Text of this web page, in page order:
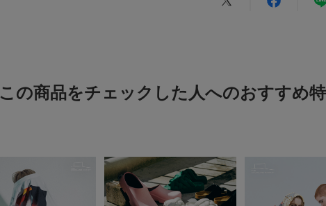
タイプ
★2
この商品をチェックした人へのおすすめ